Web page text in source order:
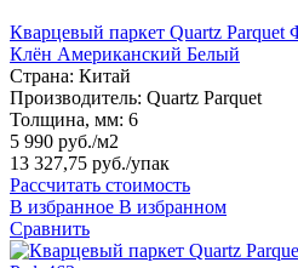
Кварцевый паркет Quartz Parquet
Клён Американский Белый
Страна: Китай
Производитель: Quartz Parquet
Толщина, мм: 6
5 990 руб./м2
13 327,75 руб./упак
Рассчитать стоимость
В избранное В избранном
Сравнить